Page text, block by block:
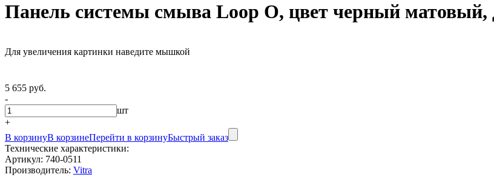
Панель системы смыва Loop O, цвет черный матовый,
Для увеличения картинки наведите мышкой
5 655 руб.
-
шт
+
В корзинуВ корзинеПерейти в корзинуБыстрый заказ
Технические характеристики:
Артикул: 740-0511
Производитель: Vitra